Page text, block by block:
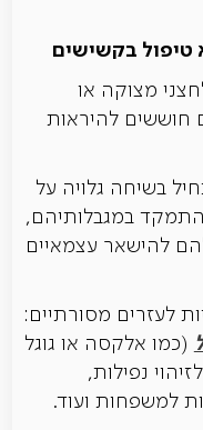
מצוקה או
חוששים להיראות
בשיחה גלויה על
במגבלותיהם,
להישאר עצמאיים
לעזרים מסורתיים:
(כמו אלקסה או גוגל
נפילות,
למשפחות ועוד.